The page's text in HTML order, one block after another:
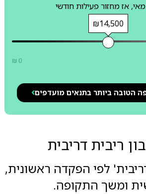
אז מחזור פעילות חודשי
₪14,500
₪ 0
הטובה ביותר בתנאים מועדפים
ריבית דריבית
לפי הפקדה ראשונית,
ומשך התקופה.